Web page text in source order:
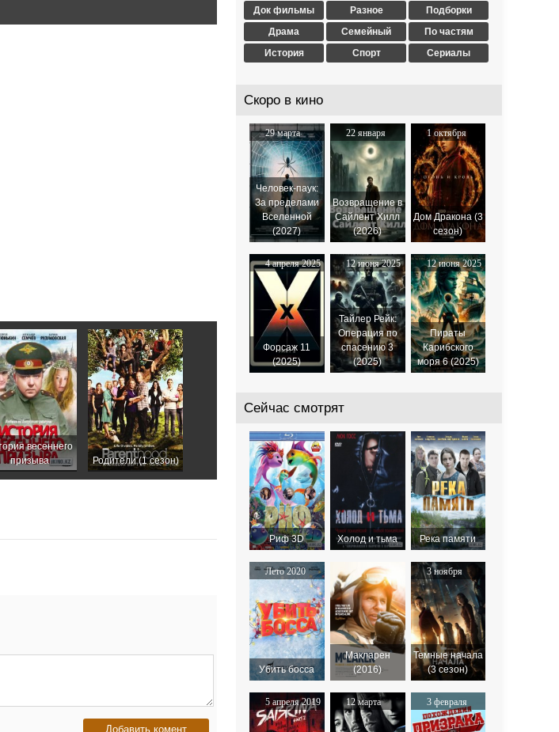
весеннего
призыва
Родители (1 сезон)
Док фильмы
Драма
История
Разное
Семейный
Спорт
Подборки
По частям
Сериалы
Скоро в кино
29 марта
2024
Человек-паук:
За пределами
Вселенной
(2027)
22 января
2026
Возвращение в
Сайлент Хилл
(2026)
1 октября
2025
Дом Дракона (3
сезон)
4 апреля 2025
Форсаж 11
(2025)
12 июня 2025
Тайлер Рейк:
Операция по
спасению 3
(2025)
12 июня 2025
Пираты
Карибского
моря 6 (2025)
Сейчас смотрят
Риф 3D Холод и тьма Река памяти
Лето 2020
Убить босса
Макларен
(2016)
3 ноября
2019
Темные начала
(3 сезон)
5 апреля 2019
12 марта
2009
3 февраля
2012